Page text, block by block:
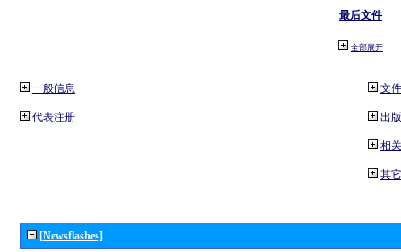
最后文件
全部展开
一般信息
代表注册
文件
出
相
其
[Newsflashes]